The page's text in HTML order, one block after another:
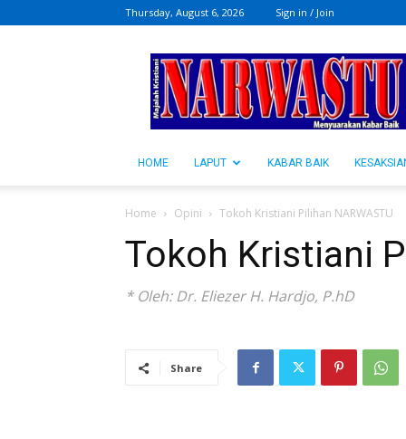
Thursday, August 6, 2026 Sign in / Join
NARWASTU.ID
HOME LAPUT KABAR BAIK
Home Opini Tokoh Kristiani Pilihan NARWASTU
Tokoh Kristiani
* Oleh: Dr. Eliezer H. Hardjo, P.hD
Share